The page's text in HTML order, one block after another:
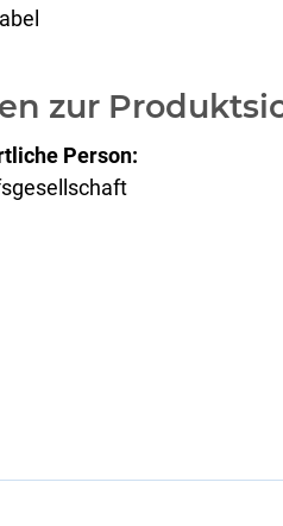
zur
Person: